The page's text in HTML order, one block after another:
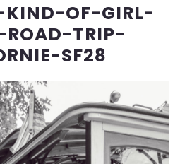
KIND-OF-GIRL-
ROAD-TRIP-
SF28